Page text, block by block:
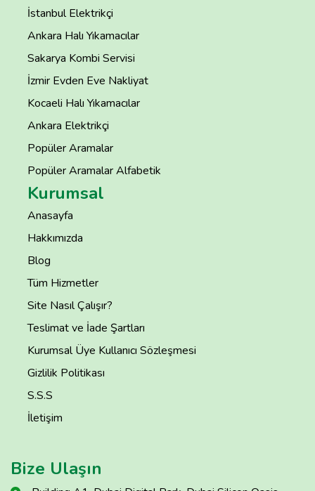
İstanbul Elektrikçi
Ankara Halı Yıkamacılar
Sakarya Kombi Servisi
İzmir Evden Eve Nakliyat
Kocaeli Halı Yıkamacılar
Ankara Elektrikçi
Popüler Aramalar
Popüler Aramalar Alfabetik
Kurumsal
Anasayfa
Hakkımızda
Blog
Tüm Hizmetler
Site Nasıl Çalışır?
Teslimat ve İade Şartları
Kurumsal Üye Kullanıcı Sözleşmesi
Gizlilik Politikası
S.S.S
İletişim
Bize Ulaşın